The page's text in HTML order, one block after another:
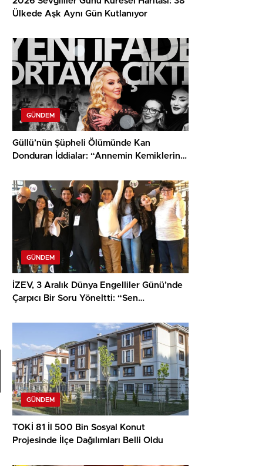
Ülkede Aşk Aynı Gün Kutlanıyor
GÜNDEM
Güllü’nün Şüpheli Ölümünde Kan
Donduran İddialar: “Annemin Kemiklerini
GÜNDEM
İZEV, 3 Aralık Dünya Engelliler Günü’nde
Çarpıcı Bir Soru Yöneltti: “Sen
GÜNDEM
TOKİ 81 İl 500 Bin Sosyal Konut
Projesinde İlçe Dağılımları Belli Oldu